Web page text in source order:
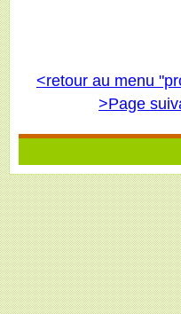
<retour au menu
>Page